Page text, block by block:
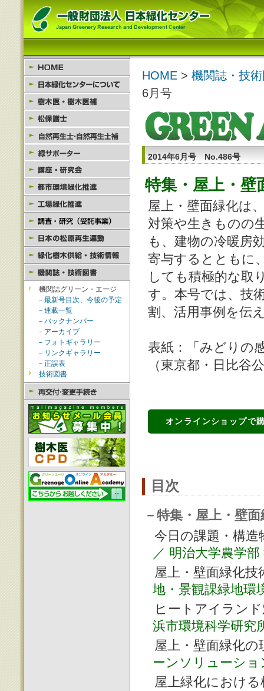
機関誌グリーン・エージ
－最新号目次、今後の予定
－連載一覧
－バックナンバー
－アーカイブ
－フォトギャラリー
－リンクギャラリー
－正誤表
技術図書
HOME > 機関誌・技
6月号
2014年6月号 No.486号
特集・屋上・壁
屋上・壁面緑化は
対策や生きものの
も、建物の冷暖房
寄与するとともに
しても積極的な取
す。本号では、技
割、活用事例を伝
表紙：「みどりの
（東京都・日比谷
オンラインショップで
目次
－特集・屋上・壁
今日の課題・構
／ 明治大学農学
屋上・壁面緑化
地・景観課緑地環
ヒートアイラン
浜市環境科学研究
屋上・壁面緑化
ーンソリューシ
屋上緑化におけ